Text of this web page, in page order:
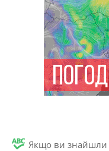
Якщо ви знайшли